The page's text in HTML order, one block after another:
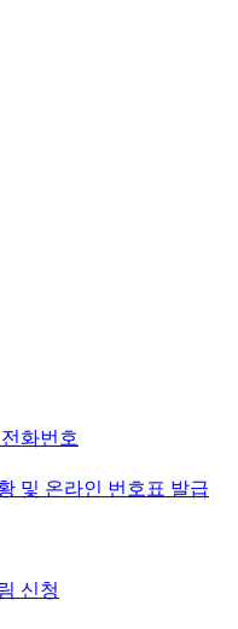
화번호
및 온라인 번호표 발급
신청